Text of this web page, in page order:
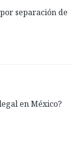
separación de
en México?